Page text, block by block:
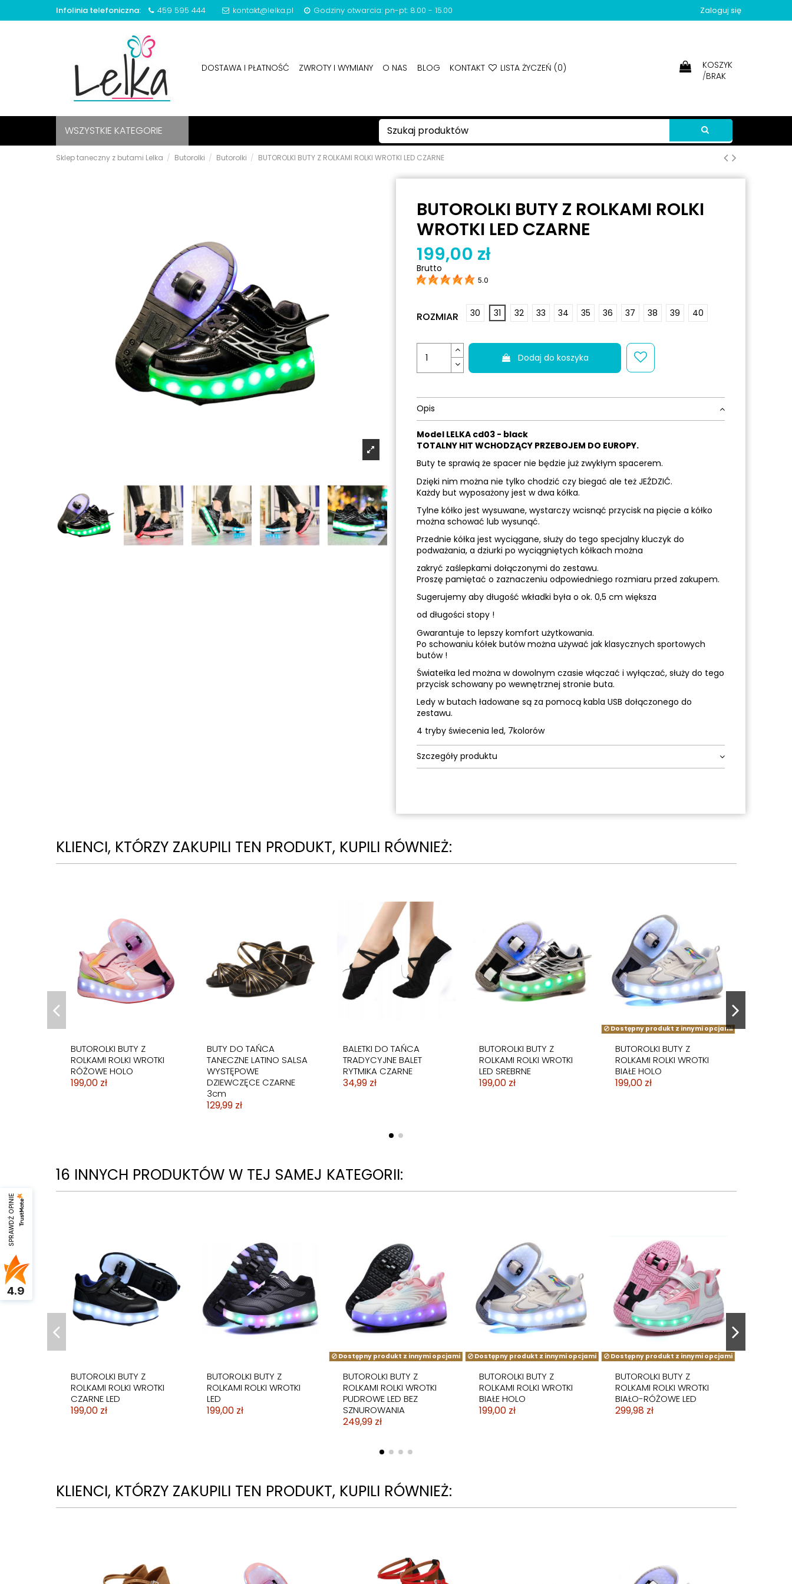
Infolinia telefoniczna: 459 595 444 kontakt@lelka.pl Godziny otwarcia: pn-pt: 8.00 - 15.00 Zaloguj się
DOSTAWA I PŁATNOŚĆ ZWROTY I WYMIANY O NAS BLOG KONTAKT LISTA ŻYCZEŃ (0)
KOSZYK
/BRAK
WSZYSTKIE KATEGORIE
Sklep taneczny z butami Lelka Butorolki Butorolki BUTOROLKI BUTY Z ROLKAMI ROLKI WROTKI LED CZARNE
BUTOROLKI BUTY Z ROLKAMI ROLKI
WROTKI LED CZARNE
199,00 zł
Brutto
5.0
ROZMIAR 30 31 32 33 34 35 36 37 38 39 40
Dodaj do koszyka
Opis
Model LELKA cd03 - black
TOTALNY HIT WCHODZĄCY PRZEBOJEM DO EUROPY.
Buty te sprawią że spacer nie będzie już zwykłym spacerem.
Dzięki nim można nie tylko chodzić czy biegać ale też JEŹDZIĆ.
Każdy but wyposażony jest w dwa kółka.
Tylne kółko jest wysuwane, wystarczy wcisnąć przycisk na pięcie a kółko
można schować lub wysunąć.
Przednie kółka jest wyciągane, służy do tego specjalny kluczyk do
podważania, a dziurki po wyciągniętych kółkach można
zakryć zaślepkami dołączonymi do zestawu.
Proszę pamiętać o zaznaczeniu odpowiedniego rozmiaru przed zakupem.
Sugerujemy aby długość wkładki była o ok. 0,5 cm większa
od długości stopy !
Gwarantuje to lepszy komfort użytkowania.
Po schowaniu kółek butów można używać jak klasycznych sportowych
butów !
Światełka led można w dowolnym czasie włączać i wyłączać, służy do tego
przycisk schowany po wewnętrznej stronie buta.
Ledy w butach ładowane są za pomocą kabla USB dołączonego do
zestawu.
4 tryby świecenia led, 7kolorów
Szczegóły produktu
KLIENCI, KTÓRZY ZAKUPILI TEN PRODUKT, KUPILI RÓWNIEŻ:
BUTOROLKI BUTY Z
ROLKAMI ROLKI WROTKI
RÓŻOWE HOLO
199,00 zł
BUTY DO TAŃCA
TANECZNE LATINO SALSA
WYSTĘPOWE
DZIEWCZĘCE CZARNE
3cm
129,99 zł
BALETKI DO TAŃCA
TRADYCYJNE BALET
RYTMIKA CZARNE
34,99 zł
BUTOROLKI BUTY Z
ROLKAMI ROLKI WROTKI
LED SREBRNE
199,00 zł
Dostępny produkt z innymi opcjami
BUTOROLKI BUTY Z
ROLKAMI ROLKI WROTKI
BIAŁE HOLO
199,00 zł
BUTY DO TAŃCA
TANECZNE TANGO HIGH
HEELS 8,5cm - MEKSYK
BUTY DO TAŃCA
TANECZNE WYGODNE
LATINO SALSA CIELISTE
NUDE 7,5cm
KLUCZ DO BUTOROLEK
DO WYMIANY KÓŁEK
CZARNY
9,99 zł
16 INNYCH PRODUKTÓW W TEJ SAMEJ KATEGORII:
BUTOROLKI BUTY Z
ROLKAMI ROLKI WROTKI
CZARNE LED
199,00 zł
BUTOROLKI BUTY Z
ROLKAMI ROLKI WROTKI
LED
199,00 zł
Dostępny produkt z innymi opcjami
BUTOROLKI BUTY Z
ROLKAMI ROLKI WROTKI
PUDROWE LED BEZ
SZNUROWANIA
249,99 zł
Dostępny produkt z innymi opcjami
BUTOROLKI BUTY Z
ROLKAMI ROLKI WROTKI
BIAŁE HOLO
199,00 zł
Dostępny produkt z innymi opcjami
BUTOROLKI BUTY Z
ROLKAMI ROLKI WROTKI
BIAŁO-RÓŻOWE LED
299,98 zł
KLIENCI, KTÓRZY ZAKUPILI TEN PRODUKT, KUPILI RÓWNIEŻ:
SPRAWDŹ OPINIE
4.9